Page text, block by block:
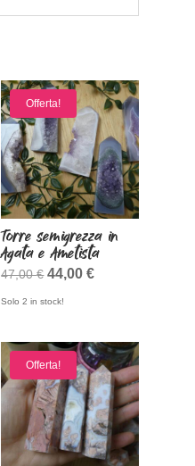
Offerta!
Torre semigrezza in
Agata e Ametista
47,00€ Il
prezzo
era:
47,00 €.
44,00€Il
è:
44,00 €.
Solo 2 in stock!
Offerta!